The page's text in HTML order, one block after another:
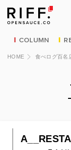
COLUMN
HOME 食べログ百名